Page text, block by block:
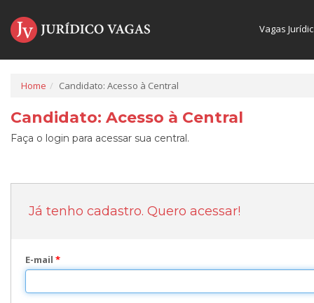
Vagas
Home Candidato: Acesso à Central
Candidato: Acesso à Central
Faça o login para acessar sua central.
Já tenho cadastro. Quero acessar!
E-mail *